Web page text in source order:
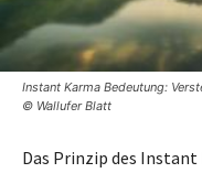
Instant Karma Bedeutung:
© Wallufer Blatt
Das Prinzip des